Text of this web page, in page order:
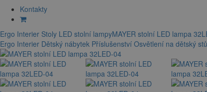
Kontakty
Ergo Interier Stoly LED stolní lampyMAYER stolní LED lampa
Ergo Interier Dětský nábytek Příslušenství Osvětlení na dětský